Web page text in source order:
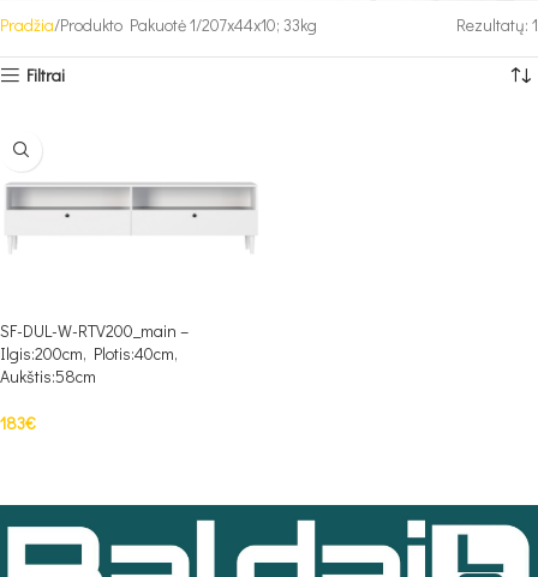
Pradžia Produkto Pakuotė 1 207x44x10; 33kg Rezultatų: 1
Filtrai
SF-DUL-W-RTV200_main –
Ilgis:200cm, Plotis:40cm,
Aukštis:58cm
183€